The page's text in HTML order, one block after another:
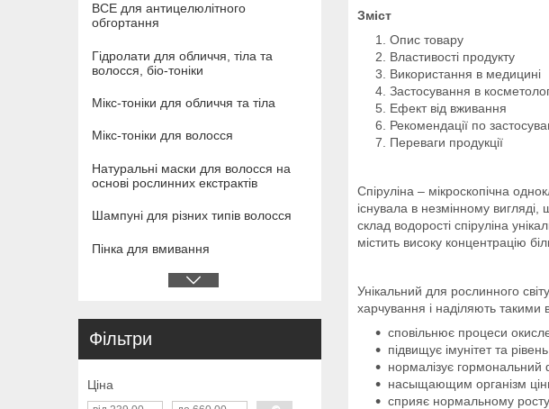
Зміст
Опис товару
Властивості продукту
Використання в медицині
Застосування в
Ефект від вживання
Рекомендації по
Переваги продукції
Спіруліна – мікроскопічна
існувала в незмінному
склад водорості спіруліна
містить високу концентрацію
Унікальний для рослинного
харчування і наділяють такими
сповільнює процеси
підвищує імунітет та
нормалізує гормональний
насыщающим організм
сприяє нормальному росту
ВСЕ для антицелюлітного
обгортання
Гідролати для обличчя, тіла та
волосся, біо-тоніки
Мікс-тоніки для обличчя та тіла
Мікс-тоніки для волосся
Натуральні маски для волосся на
основі рослинних екстрактів
Шампуні для різних типів волосся
Пінка для вмивання
Фільтри
Ціна